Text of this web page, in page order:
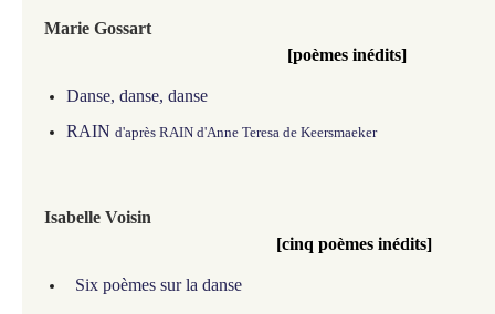
Marie Gossart
[poèmes inédits]
Danse, danse, danse
RAIN d'après RAIN d'Anne Teresa de Keersmaeker
Isabelle Voisin
[cinq poèmes inédits]
Six poèmes sur la danse